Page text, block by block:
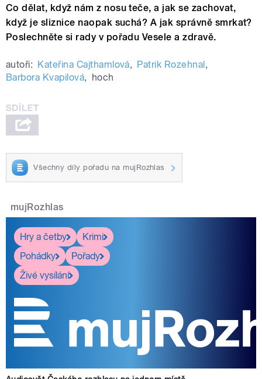
Co dělat, když nám z nosu teče, a jak se zachovat,
když je sliznice naopak suchá? A jak správně smrkat?
Poslechněte si rady v pořadu Vesele a zdravě.
autoři: Kateřina Cajthamlová, Patrik Rozehnal ,
Barbora Kvapilová, hoch
Všechny díly pořadu na mujRozhlas
mujRozhlas
Hry a četby
Krimi
Pohádky
Pořady
Živé vysílání